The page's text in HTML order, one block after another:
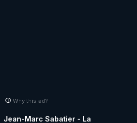
Why this ad?
Jean-Marc Sabatier - La